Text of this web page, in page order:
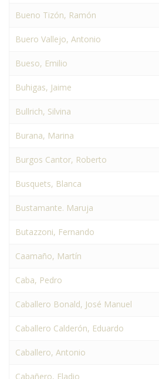
Bueno Tizón, Ramón
Buero Vallejo, Antonio
Bueso, Emilio
Buhigas, Jaime
Bullrich, Silvina
Burana, Marina
Burgos Cantor, Roberto
Busquets, Blanca
Bustamante. Maruja
Butazzoni, Fernando
Caamaño, Martín
Caba, Pedro
Caballero Bonald, José Manuel
Caballero Calderón, Eduardo
Caballero, Antonio
Cabañero, Eladio